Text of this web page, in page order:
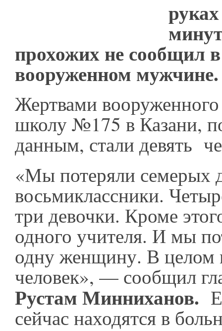
прохожих не сообщил
вооруженном
Жертвами
школу №175 в Казани,
данным, стали девять
«Мы потеряли семерых
восьмиклассники.
три девочки. Кроме
одного учителя. И мы
одну женщину. В целом
человек», — сообщил
Рустам Минниханов.
сейчас находятся в